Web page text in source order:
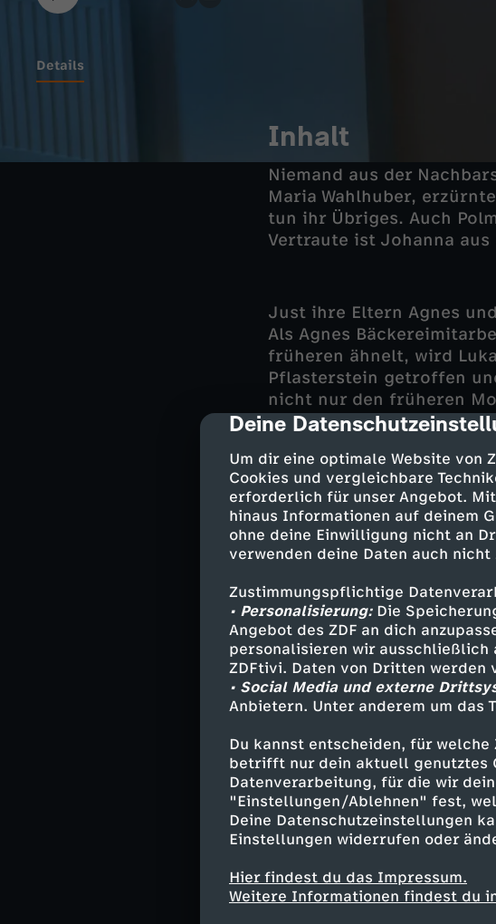
cmp-dialog-
Deine
Um dir eine optimale Website von
Cookies und vergleichbare
erforderlich für unser Angebot.
hinaus Informationen auf deinem
ohne deine Einwilligung nicht an
verwenden deine Daten auch
Zustimmungspflichtige
• Personalisierung:Die
Angebot des ZDF an dich
personalisieren wir ausschließlich
ZDFtivi. Daten von Dritten werden
• Social Media und externe
Anbietern. Unter anderem um das
Du kannst entscheiden, für
betrifft nur dein aktuell genutztes
Datenverarbeitung, für die wir
"Einstellungen/Ablehnen" fest,
Deine Datenschutzeinstellungen
Einstellungen widerrufen oder
Hier findest du das Impressum.
Weitere Informationen findest du
Details
Inhalt
Niemand aus der
Maria Wahlhuber,
tun ihr Übriges. Auch
Vertraute ist Johanna aus
Just ihre Eltern Agnes
Als Agnes
früheren ähnelt, wird
Pflasterstein getroffen
nicht nur den früheren
entstanden ist. Polmer
wollte, dass alles vorbei
als Mörder aus. Die
Valentin Exner. Nun stellt
verbunden hat?
Darsteller
Major Max Herzog -
Bezirksinspektor Klaus
Gruppeninspektorin
Oberst Henriette Wolf
Dr. Franziska Beck -
Spurensicherer Julius
Gernot Polmer - Harald
Lukas Polmer - Imre
Agnes Exner - Julia
Johanna Exner - Paula
Maria Wahlhuber -